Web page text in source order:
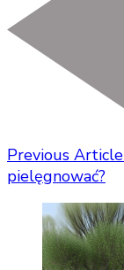
Previous Article
pielęgnować?